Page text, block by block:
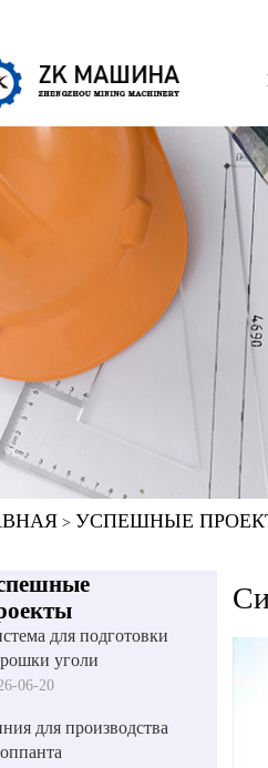
> УСПЕШНЫЕ
для подготовки
уголи
06-20
для производства